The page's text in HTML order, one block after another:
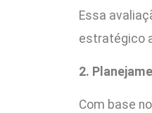
Essa
estratégico
2.
Com base